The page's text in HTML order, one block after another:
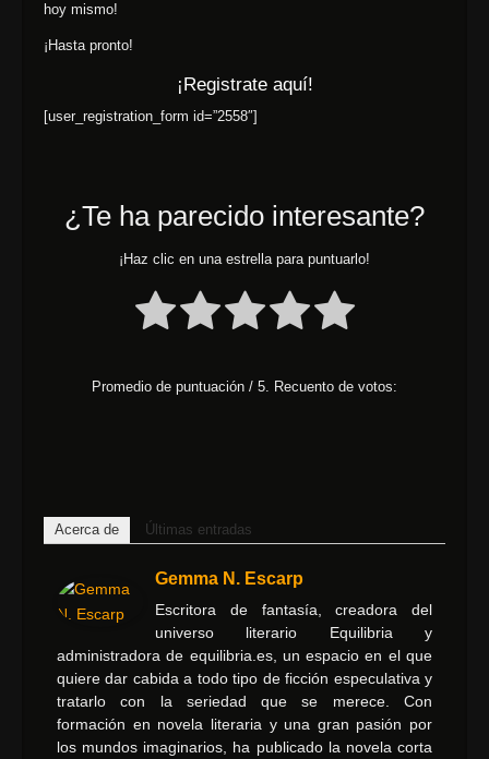
hoy mismo!
¡Hasta pronto!
¡Registrate aquí!
[user_registration_form id=”2558″]
¿Te ha parecido interesante?
¡Haz clic en una estrella para puntuarlo!
Promedio de puntuación / 5. Recuento de votos:
Acerca de Últimas entradas
Gemma N. Escarp
Escritora de fantasía, creadora del
universo literario Equilibria y
administradora de equilibria.es, un espacio en el que
quiere dar cabida a todo tipo de ficción especulativa y
tratarlo con la seriedad que se merece. Con
formación en novela literaria y una gran pasión por
los mundos imaginarios, ha publicado la novela corta